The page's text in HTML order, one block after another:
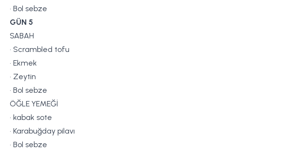
• Bol sebze
GÜN 5
SABAH
• Scrambled tofu
• Ekmek
• Zeytin
• Bol sebze
ÖĞLE YEMEĞİ
• kabak sote
• Karabuğday pilavı
• Bol sebze